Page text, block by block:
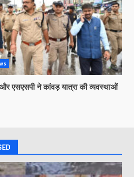
एसएसपी ने कांवड़ यात्रा की व्यवस्थाओं